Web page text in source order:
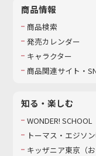
商品情報
商品検索
発売カレンダー
キャラクター
商品関連サイト・
知る・楽しむ
WONDER! SCHOOL
トーマス・エジソ
キッザニア東京（